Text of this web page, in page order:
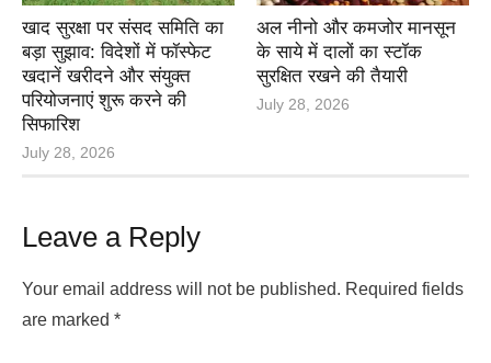
खाद सुरक्षा पर संसद समिति का
बड़ा सुझाव: विदेशों में फॉस्फेट
खदानें खरीदने और संयुक्त
परियोजनाएं शुरू करने की
सिफारिश
July 28, 2026
अल नीनो और कमजोर मानसून
के साये में दालों का स्टॉक
सुरक्षित रखने की तैयारी
July 28, 2026
Leave a Reply
Your email address will not be published. Required fields
are marked *